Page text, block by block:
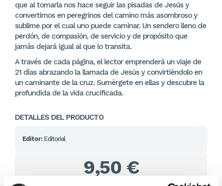
que al tomarla nos hace seguir las pisadas de Jesús y
convertirnos en peregrinos del camino más asombroso y
sublime por el cual uno puede caminar. Un sendero lleno de
perdón, de compasión, de servicio y de propósito que
jamás dejará igual al que lo transita.
A través de cada página, el lector emprenderá un viaje de
21 días abrazando la llamada de Jesús y convirtiéndolo en
un caminante de la cruz. Sumérgete en ellas y descubre la
profundida de la vida crucificada.
DETALLES DEL PRODUCTO
Editor: Editorial
9,50 €